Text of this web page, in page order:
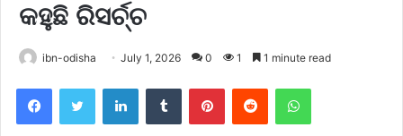
କହୁଛି ରିସର୍ଚ୍ଚ
ibn-odisha July 1, 2026 0 1 1 minute read
FacebookTwitter LinkedInTumblr PinterestReddit WhatsApp